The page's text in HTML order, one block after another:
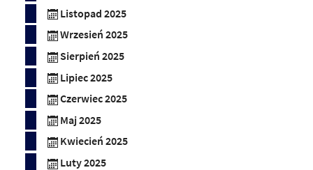
Listopad 2025
Wrzesień 2025
Sierpień 2025
Lipiec 2025
Czerwiec 2025
Maj 2025
Kwiecień 2025
Luty 2025